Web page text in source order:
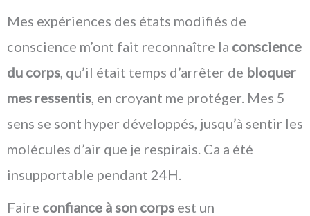
Mes expériences des états modifiés de
conscience m’ont fait reconnaître la conscience
du corps , qu’il était temps d’arrêter de bloquer
mes ressentis , en croyant me protéger. Mes 5
sens se sont hyper développés, jusqu’à sentir les
molécules d’air que je respirais. Ca a été
insupportable pendant 24H.
Faire confiance à son corps est un